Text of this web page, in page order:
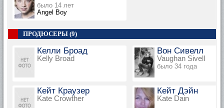
было 14 лет
Angel Boy
ПРОДЮСЕРЫ (9)
Келли Броад
Kelly Broad
Вон Сивелл
Vaughan Sivell
было 34 года
Кейт Краузер
Kate Crowther
Кейт Дэйн
Kate Dain